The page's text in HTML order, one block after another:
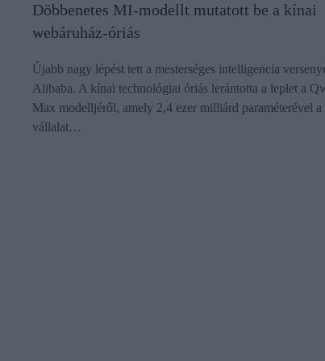
Döbbenetes MI-modellt mutatott be a kínai
webáruház-óriás
Újabb nagy lépést tett a mesterséges intelligencia
Alibaba. A kínai technológiai óriás lerántotta a leplet a
Max modelljéről, amely 2,4 ezer milliárd paraméterével a
vállalat…